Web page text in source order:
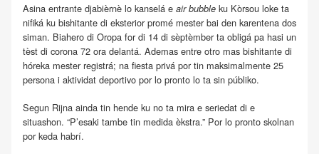
Asina entrante djabièrnè lo kanselá e air bubble ku Kòrsou loke ta
nifiká ku bishitante di eksterior promé mester bai den karentena dos
siman. Biahero di Oropa for di 14 di sèptèmber ta obligá pa hasi un
tèst di corona 72 ora delantá. Ademas entre otro mas bishitante di
hóreka mester registrá; na fiesta privá por tin maksimalmente 25
persona i aktividat deportivo por lo pronto lo ta sin públiko.
Segun Rijna ainda tin hende ku no ta mira e seriedat di e
situashon. “P’esaki tambe tin medida èkstra.” Por lo pronto skolnan
por keda habrí.